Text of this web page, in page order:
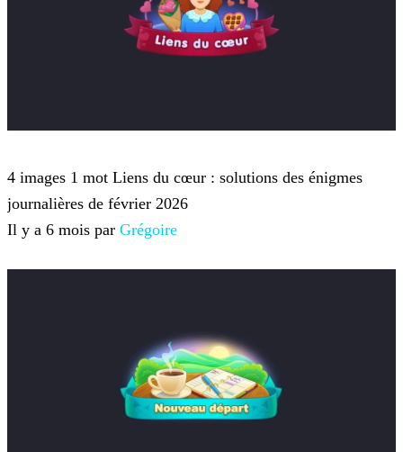
4 images 1 mot Liens du cœur : solutions des énigmes
journalières de février 2026
Il y a 6 mois par Grégoire